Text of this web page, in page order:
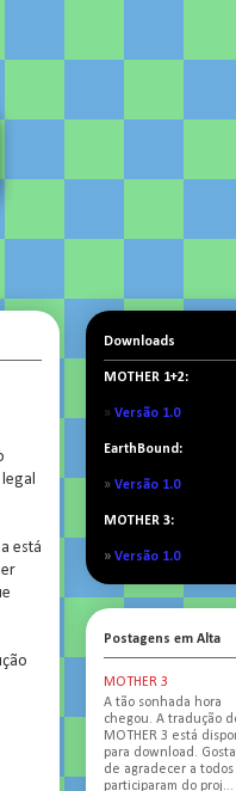
está
Downloads
MOTHER 1+2:
» Versão 1.0
EarthBound:
» Versão 1.0
MOTHER 3:
» Versão 1.0
Postagens em Alta
MOTHER 3
A tão sonhada hora
chegou. A tradução
MOTHER 3 está
para download.
de agradecer a
participaram do proj...